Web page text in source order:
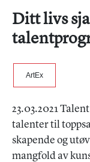
Ditt livs
ArtEx
23.03.2021
talenter til
skapende og
mangfold av